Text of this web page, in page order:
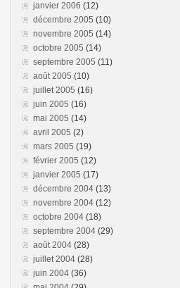
janvier 2006 (12)
décembre 2005 (10)
novembre 2005 (14)
octobre 2005 (14)
septembre 2005 (11)
août 2005 (10)
juillet 2005 (16)
juin 2005 (16)
mai 2005 (14)
avril 2005 (2)
mars 2005 (19)
février 2005 (12)
janvier 2005 (17)
décembre 2004 (13)
novembre 2004 (12)
octobre 2004 (18)
septembre 2004 (29)
août 2004 (28)
juillet 2004 (28)
juin 2004 (36)